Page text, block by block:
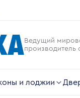
Ведущий
производитель
и лоджии